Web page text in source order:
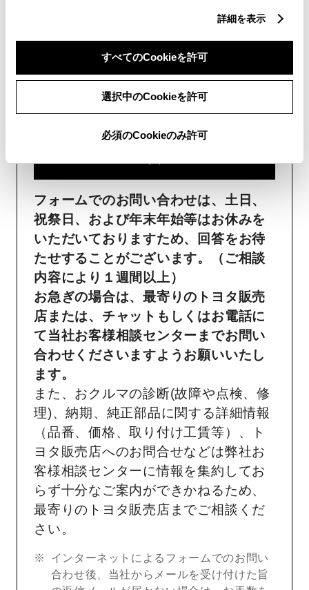
詳細を表示
すべてのCookieを許可
選択中のCookieを許可
必須のCookieのみ許可
受付：24時間受付
ご購入・ご利用中のおクル
マ・その他のお問い合わせ・
フォームでのお問い合わせは、土日、
祝祭日、および年末年始等はお休みを
いただいておりますため、回答をお待
たせすることがございます。（ご相談
内容により１週間以上）
お急ぎの場合は、最寄りのトヨタ販売
店または、チャットもしくはお電話に
て当社お客様相談センターまでお問い
合わせくださいますようお願いいたし
ます。
また、おクルマの診断(故障や点検、修
理)、納期、純正部品に関する詳細情報
（品番、価格、取り付け工賃等）、ト
ヨタ販売店へのお問合せなどは弊社お
客様相談センターに情報を集約してお
らず十分なご案内ができかねるため、
最寄りのトヨタ販売店までご相談くだ
さい。
インターネットによるフォームでのお問い
合わせ後、当社からメールを受け付けた旨